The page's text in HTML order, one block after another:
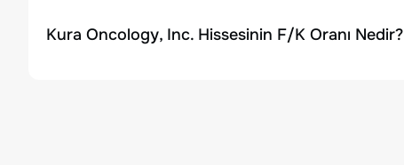
Kura Oncology, Inc. Hissesinin F/K Oranı Nedir?